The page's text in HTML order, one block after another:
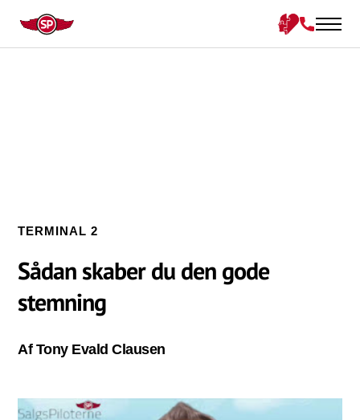
TERMINAL 2
Sådan skaber du den gode
stemning
Af Tony Evald Clausen